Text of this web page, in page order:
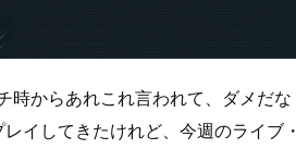
からあれこれ言われて、ダメだな
イしてきたけれど、今週のライブ・